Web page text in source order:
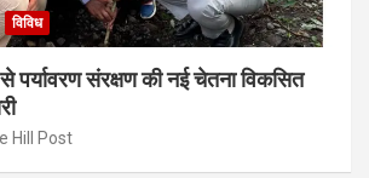
विविध
पर्यावरण संरक्षण की नई चेतना विकसित
Hill Post